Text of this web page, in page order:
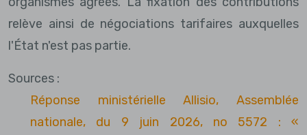
relève ainsi de négociations tarifaires auxquelles
l'État n'est pas partie.
Sources :
Réponse ministérielle Allisio, Assemblée
nationale, du 9 juin 2026, no 5572 : «